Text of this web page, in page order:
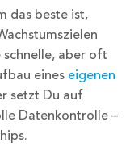
das beste ist,
aber oft
eines eigenen
setzt Du auf
Datenkontrolle –